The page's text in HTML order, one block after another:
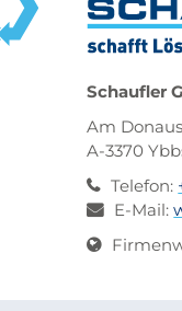
Schaufler
Am
A-3370
Telefon:
E-Mail: